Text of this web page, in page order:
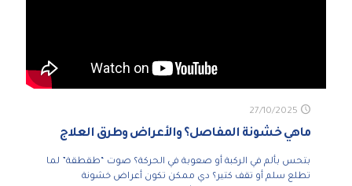
27/10/2025
ماهي خشونة المفاصل؟ والأعراض وطرق العلاج
بتحس بألم في الركبة أو صعوبة في الحركة؟ صوت “طقطقة” لما
تطلع سلم أو تقف كتير؟ دي ممكن تكون أعراض خشونة